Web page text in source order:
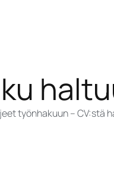
työnhakuun – CV:stä